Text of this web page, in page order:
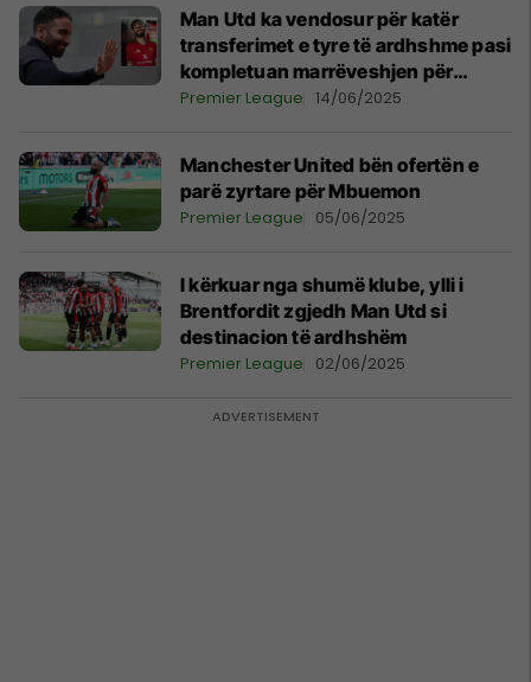
Man Utd ka vendosur për katër
transferimet e tyre të ardhshme pasi
kompletuan marrëveshjen për
Cunhan
Premier League 14/06/2025
Manchester United bën ofertën e
parë zyrtare për Mbuemon
Premier League 05/06/2025
I kërkuar nga shumë klube, ylli i
Brentfordit zgjedh Man Utd si
destinacion të ardhshëm
Premier League 02/06/2025